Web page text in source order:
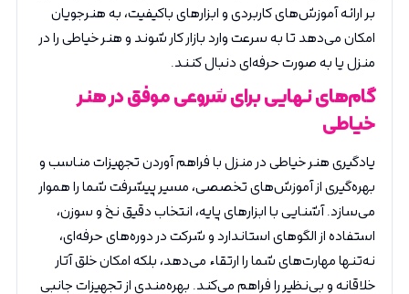
بر ارائه آموزش‌های کاربردی و ابزارهای باکیفیت، به هنرجویان
امکان می‌دهد تا به سرعت وارد بازار کار شوند و هنر خیاطی را در
منزل یا به صورت حرفه‌ای دنبال کنند.
گام‌های نهایی برای شروعی موفق در هنر
خیاطی
یادگیری هنر خیاطی در منزل با فراهم آوردن تجهیزات مناسب و
بهره‌گیری از آموزش‌های تخصصی، مسیر پیشرفت شما را هموار
می‌سازد. آشنایی با ابزارهای پایه، انتخاب دقیق نخ و سوزن،
استفاده از الگوهای استاندارد و شرکت در دوره‌های حرفه‌ای،
نه‌تنها مهارت‌های شما را ارتقاء می‌دهد، بلکه امکان خلق آثار
خلاقانه و بی‌نظیر را فراهم می‌کند. بهره‌مندی از تجهیزات جانبی